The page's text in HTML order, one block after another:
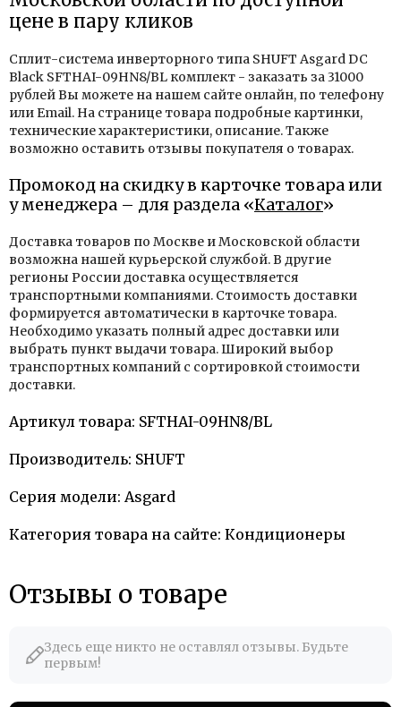
цене в пару кликов
Сплит-система инверторного типа SHUFT Asgard DC
Black SFTHAI-09HN8/BL комплект - заказать за 31000
рублей Вы можете на нашем сайте онлайн, по телефону
или Email. На странице товара подробные картинки,
технические характеристики, описание. Также
возможно оставить отзывы покупателя о товарах.
Промокод на скидку в карточке товара или
у менеджера – для раздела «Каталог»
Доставка товаров по Москве и Московской области
возможна нашей курьерской службой. В другие
регионы России доставка осуществляется
транспортными компаниями. Стоимость доставки
формируется автоматически в карточке товара.
Необходимо указать полный адрес доставки или
выбрать пункт выдачи товара. Широкий выбор
транспортных компаний с сортировкой стоимости
доставки.
Артикул товара: SFTHAI-09HN8/BL
Производитель: SHUFT
Серия модели: Asgard
Категория товара на сайте: Кондиционеры
Отзывы о товаре
Здесь еще никто не оставлял отзывы. Будьте
первым!